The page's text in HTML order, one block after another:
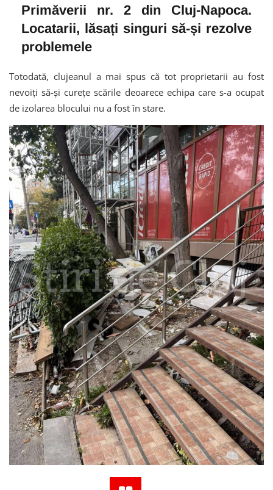
Primăverii nr. 2 din Cluj-Napoca.
Locatarii, lăsați singuri să-și rezolve
problemele
Totodată, clujeanul a mai spus că tot proprietarii au fost
nevoiți să-și curețe scările deoarece echipa care s-a ocupat
de izolarea blocului nu a fost în stare.